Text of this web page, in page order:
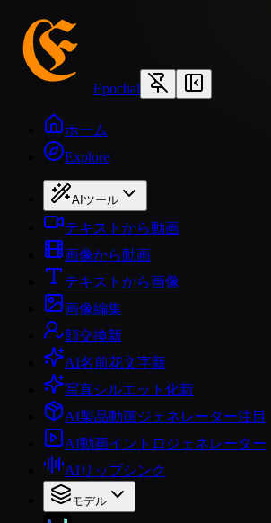
Epochal
ホーム
Explore
AIツール
テキストから動画
画像から動画
テキストから画像
画像編集
顔交換新
AI名前花文字新
写真シルエット化新
AI製品動画ジェネレーター注目
AI動画イントロジェネレーター
AIリップシンク
モデル